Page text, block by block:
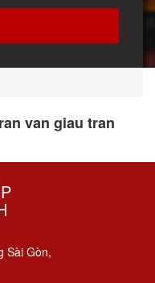
van giau tran
Sài Gòn,